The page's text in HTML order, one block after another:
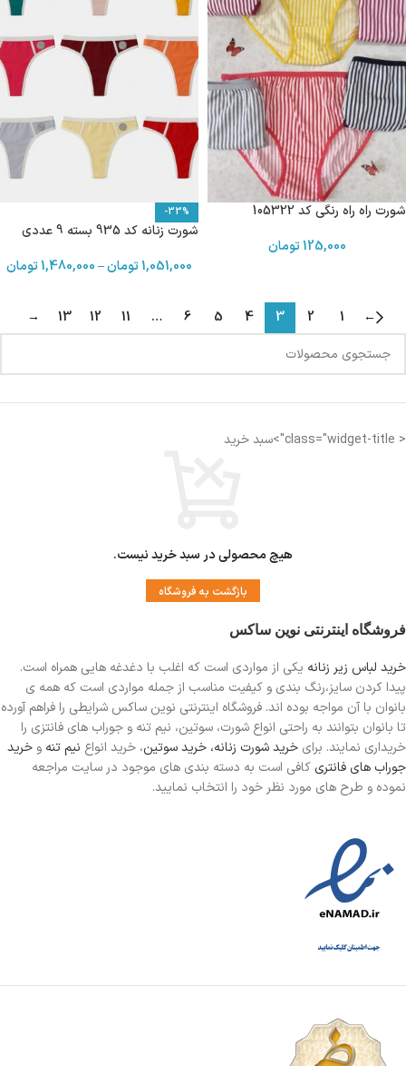
شورت راه راه رنگی کد 105322
125,000تومان
-33%
شورت زنانه کد 935 بسته 9 عددی
1,051,000تومان–
1,480,000تومان
←
1
2
3
4
5
6
…
11
12
13
→
< class="widget-title">سبد خرید
هیچ محصولی در سبد خرید نیست.
بازگشت به فروشگاه
فروشگاه اینترنتی نوین ساکس
خرید لباس زیر زنانه یکی از مواردی است که اغلب با دغدغه هایی همراه است.
پیدا کردن سایز،رنگ بندی و کیفیت مناسب از جمله مواردی است که همه ی
بانوان با آن مواجه بوده اند. فروشگاه اینترنتی نوین ساکس شرایطی را فراهم آورده
تا بانوان بتوانند به راحتی انواع شورت، سوتین، نیم تنه و جوراب های فانتزی را
خریداری نمایند. برای خرید شورت زنانه، خرید سوتین، خرید انواع نیم تنه و خرید
جوراب های فانتری کافی است به دسته بندی های موجود در سایت مراجعه
نموده و طرح های مورد نظر خود را انتخاب نمایید.